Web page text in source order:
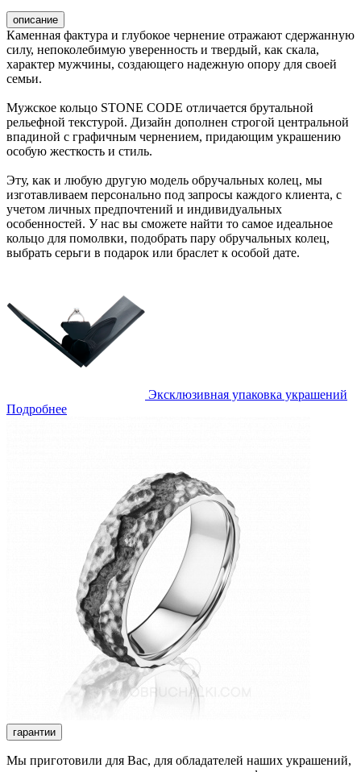
описание
Каменная фактура и глубокое чернение отражают сдержанную
силу, непоколебимую уверенность и твердый, как скала,
характер мужчины, создающего надежную опору для своей
семьи.
Мужское кольцо STONE CODE отличается брутальной
рельефной текстурой. Дизайн дополнен строгой центральной
впадиной с графичным чернением, придающим украшению
особую жесткость и стиль.
Эту, как и любую другую модель обручальных колец, мы
изготавливаем персонально под запросы каждого клиента, с
учетом личных предпочтений и индивидуальных
особенностей. У нас вы сможете найти то самое идеальное
кольцо для помолвки, подобрать пару обручальных колец,
выбрать серьги в подарок или браслет к особой дате.
Эксклюзивная упаковка украшений
Подробнее
гарантии
Мы приготовили для Вас, для обладателей наших украшений,